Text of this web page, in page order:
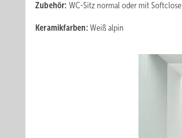
Zubehör: WC-Sitz normal oder mit
Keramikfarben: Weiß alpin